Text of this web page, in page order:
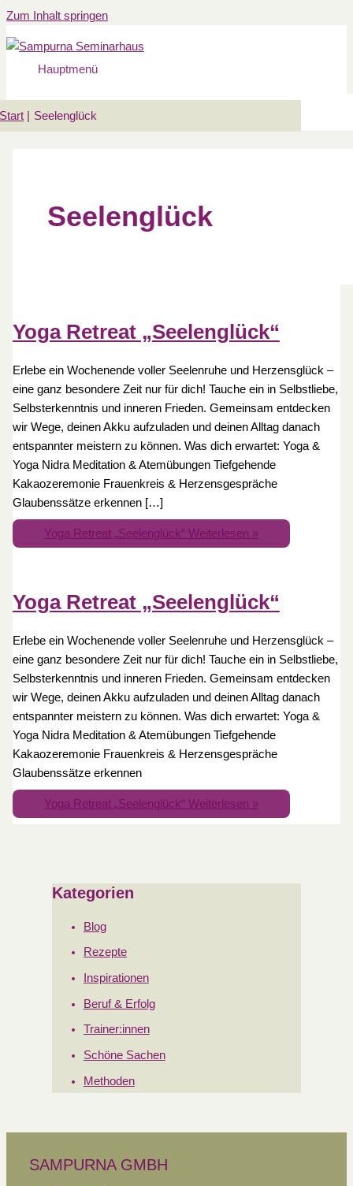
Zum Inhalt springen
Hauptmenü
Start Seelenglück
Seelenglück
Yoga Retreat „Seelenglück“
Erlebe ein Wochenende voller Seelenruhe und Herzensglück –
eine ganz besondere Zeit nur für dich! Tauche ein in Selbstliebe,
Selbsterkenntnis und inneren Frieden. Gemeinsam entdecken
wir Wege, deinen Akku aufzuladen und deinen Alltag danach
entspannter meistern zu können. Was dich erwartet: Yoga &
Yoga Nidra Meditation & Atemübungen Tiefgehende
Kakaozeremonie Frauenkreis & Herzensgespräche
Glaubenssätze erkennen […]
Yoga Retreat „Seelenglück“ Weiterlesen »
Yoga Retreat „Seelenglück“
Erlebe ein Wochenende voller Seelenruhe und Herzensglück –
eine ganz besondere Zeit nur für dich! Tauche ein in Selbstliebe,
Selbsterkenntnis und inneren Frieden. Gemeinsam entdecken
wir Wege, deinen Akku aufzuladen und deinen Alltag danach
entspannter meistern zu können. Was dich erwartet: Yoga &
Yoga Nidra Meditation & Atemübungen Tiefgehende
Kakaozeremonie Frauenkreis & Herzensgespräche
Glaubenssätze erkennen
Yoga Retreat „Seelenglück“ Weiterlesen »
Kategorien
Blog
Rezepte
Inspirationen
Beruf & Erfolg
Trainer:innen
Schöne Sachen
Methoden
SAMPURNA GMBH